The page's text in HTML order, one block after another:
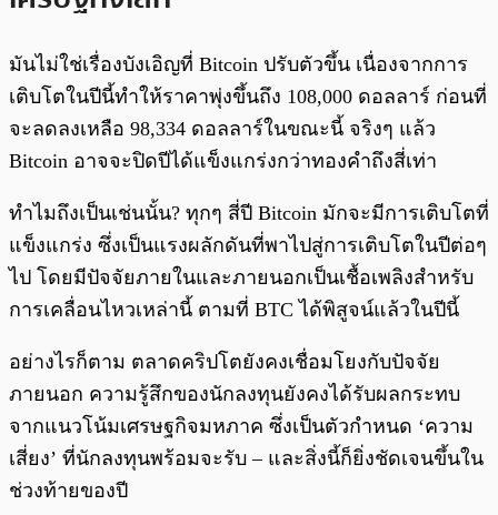
มันไม่ใช่เรื่องบังเอิญที่ Bitcoin ปรับตัวขึ้น เนื่องจากการ
เติบโตในปีนี้ทำให้ราคาพุ่งขึ้นถึง 108,000 ดอลลาร์ ก่อนที่
จะลดลงเหลือ 98,334 ดอลลาร์ในขณะนี้ จริงๆ แล้ว
Bitcoin อาจจะปิดปีได้แข็งแกร่งกว่าทองคำถึงสี่เท่า
ทำไมถึงเป็นเช่นนั้น? ทุกๆ สี่ปี Bitcoin มักจะมีการเติบโตที่
แข็งแกร่ง ซึ่งเป็นแรงผลักดันที่พาไปสู่การเติบโตในปีต่อๆ
ไป โดยมีปัจจัยภายในและภายนอกเป็นเชื้อเพลิงสำหรับ
การเคลื่อนไหวเหล่านี้ ตามที่ BTC ได้พิสูจน์แล้วในปีนี้
อย่างไรก็ตาม ตลาดคริปโตยังคงเชื่อมโยงกับปัจจัย
ภายนอก ความรู้สึกของนักลงทุนยังคงได้รับผลกระทบ
จากแนวโน้มเศรษฐกิจมหภาค ซึ่งเป็นตัวกำหนด ‘ความ
เสี่ยง’ ที่นักลงทุนพร้อมจะรับ – และสิ่งนี้ก็ยิ่งชัดเจนขึ้นใน
ช่วงท้ายของปี